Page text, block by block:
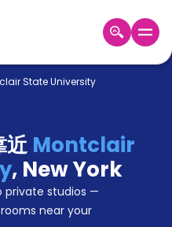
State University
近Montclair
, New York
private studios —
near your